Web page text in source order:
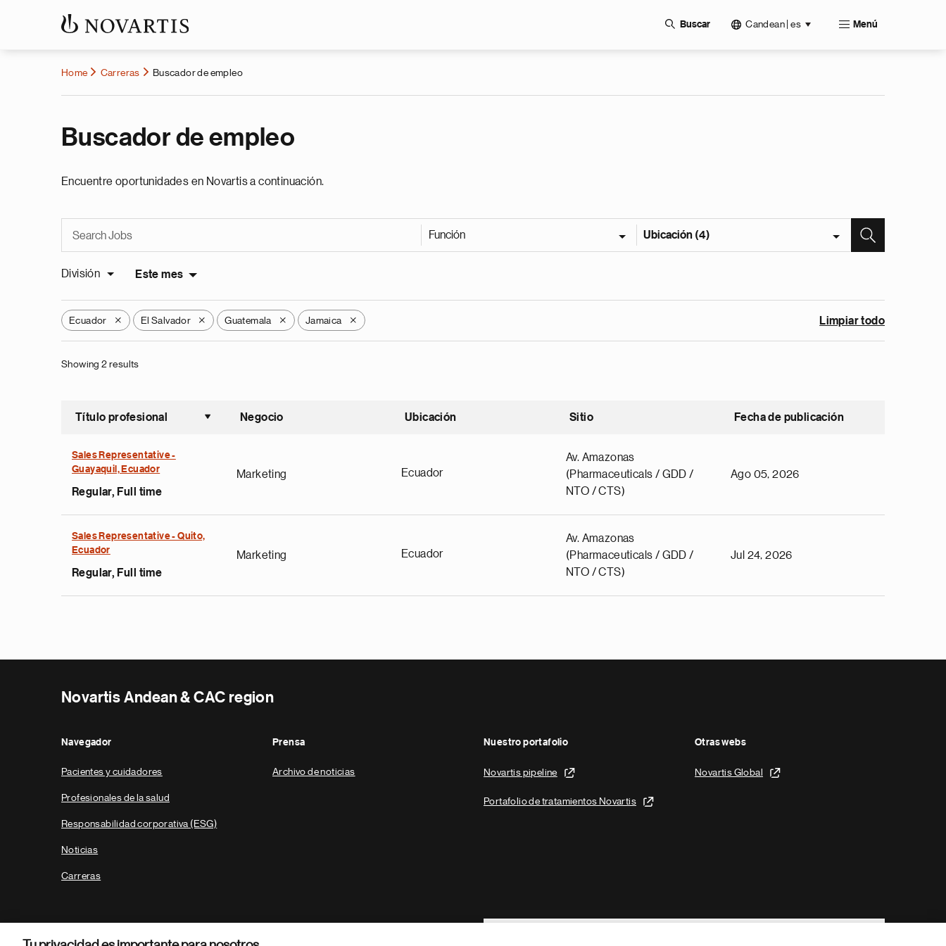
Buscar Candean | es Menú
Home Carreras Buscador de empleo
Buscador de empleo
Encuentre oportunidades en Novartis a continuación.
Función Ubicación (4)
División Este mes
Ecuador X El Salvador X Guatemala X Jamaica X Limpiar todo
Showing 2 results
Título profesional
Ordenar ascendente
Negocio Ubicación Sitio Fecha de publicación
Sales Representative -
Guayaquil, Ecuador
Regular, Full time
Marketing Ecuador
Av. Amazonas
(Pharmaceuticals / GDD /
NTO / CTS)
Ago 05, 2026
Sales Representative - Quito,
Ecuador
Regular, Full time
Marketing Ecuador
Av. Amazonas
(Pharmaceuticals / GDD /
NTO / CTS)
Jul 24, 2026
Novartis Andean & CAC region
Navegador
Pacientes y cuidadores
Profesionales de la salud
Responsabilidad corporativa (ESG)
Noticias
Carreras
Prensa
Archivo de noticias
Nuestro portafolio
Novartis pipeline
Portafolio de tratamientos Novartis
Otras webs
Novartis Global
Footer Site Search